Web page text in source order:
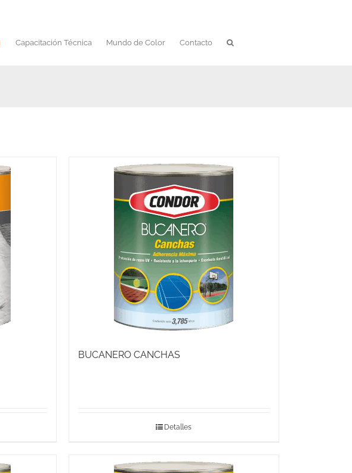
Capacitación Técnica Mundo de Color Contacto
BUCANERO CANCHAS
Detalles